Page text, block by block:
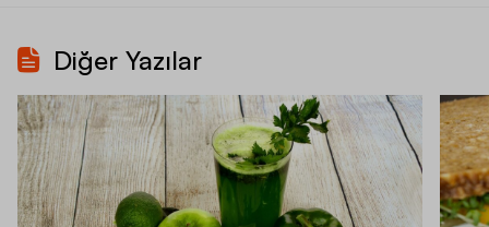
Diğer Yazılar